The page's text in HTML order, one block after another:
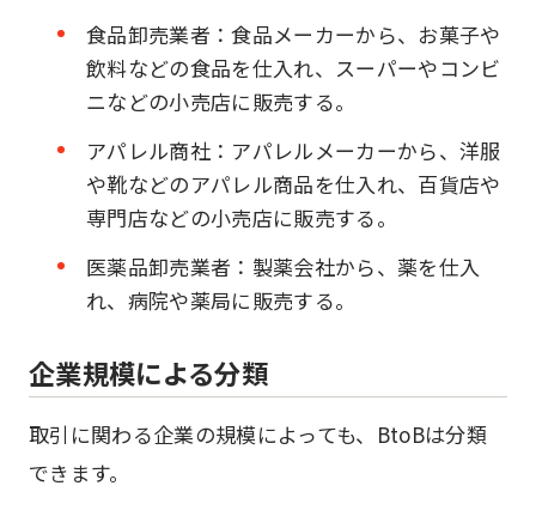
食品卸売業者：食品メーカーから、お菓子や
飲料などの食品を仕入れ、スーパーやコンビ
ニなどの小売店に販売する。
アパレル商社：アパレルメーカーから、洋服
や靴などのアパレル商品を仕入れ、百貨店や
専門店などの小売店に販売する。
医薬品卸売業者：製薬会社から、薬を仕入
れ、病院や薬局に販売する。
企業規模による分類
取引に関わる企業の規模によっても、BtoBは分類
できます。